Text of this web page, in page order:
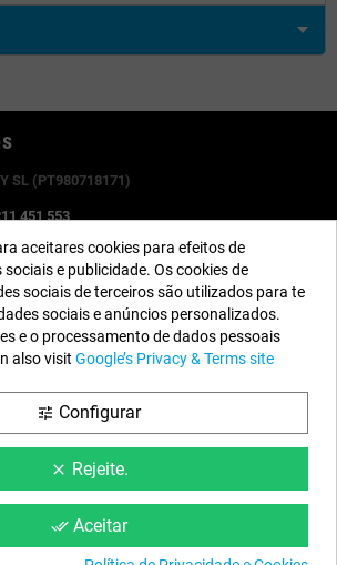
SL (PT980718171)
451 553
Sexta-feira: 8:30h a 13h e 15h a 17h
aceitares cookies para efeitos de
sociais e publicidade. Os cookies de
sociais de terceiros são utilizados para te
sociais e anúncios personalizados.
e o processamento de dados pessoais
also visit Google’s Privacy & Terms site
tune Configurar
clear Rejeite.
done_all Aceitar